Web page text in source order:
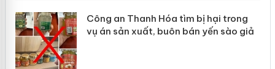
Công an Thanh Hóa tìm bị hại trong
vụ án sản xuất, buôn bán yến sào giả